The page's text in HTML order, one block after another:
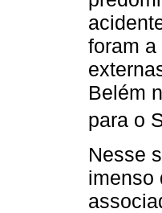
foram
Belém
para o
Nesse
imenso